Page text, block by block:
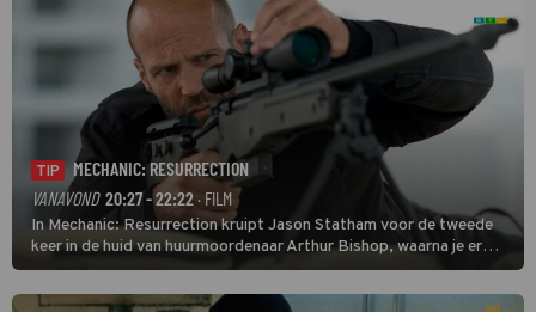
TIP
MECHANIC: RESURRECTION
VANAVOND 20:27 - 22:22· FILM
In Mechanic: Resurrection kruipt Jason Statham voor de tweede
keer in de huid van huurmoordenaar Arthur Bishop, waarna je er
donder op kunt zeggen dat er van Bishops geplande pensioen niet
veel terechtkomt.